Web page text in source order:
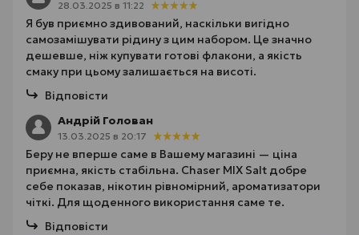
28.03.2025 в 11:22
Я був приємно здивований, наскільки вигідно
самозамішувати рідину з цим набором. Це значно
дешевше, ніж купувати готові флакони, а якість
смаку при цьому залишається на висоті.
Відповісти
Андрій Голован
13.03.2025 в 20:17
Беру не вперше саме в Вашему магазині — ціна
приємна, якість стабільна. Chaser MIX Salt добре
себе показав, нікотин рівномірний, ароматизатори
чіткі. Для щоденного використання саме те.
Відповісти